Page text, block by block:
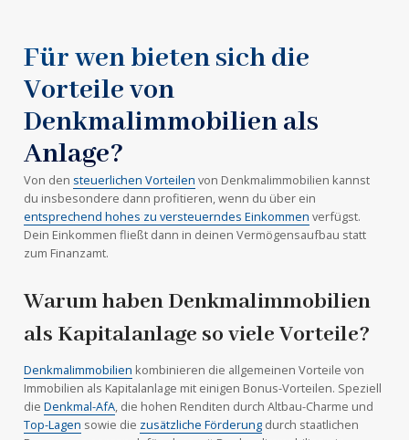
Für wen bieten sich die
Vorteile von
Denkmalimmobilien als
Anlage?
Von den steuerlichen Vorteilen von Denkmalimmobilien kannst
du insbesondere dann profitieren, wenn du über ein
entsprechend hohes zu versteuerndes Einkommen verfügst.
Dein Einkommen fließt dann in deinen Vermögensaufbau statt
zum Finanzamt.
Warum haben Denkmalimmobilien
als Kapitalanlage so viele Vorteile?
Denkmalimmobilien kombinieren die allgemeinen Vorteile von
Immobilien als Kapitalanlage mit einigen Bonus-Vorteilen. Speziell
die Denkmal-AfA , die hohen Renditen durch Altbau-Charme und
Top-Lagen sowie die zusätzliche Förderung durch staatlichen